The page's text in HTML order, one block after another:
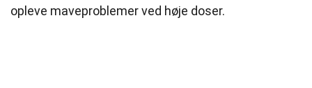
opleve maveproblemer ved høje doser.